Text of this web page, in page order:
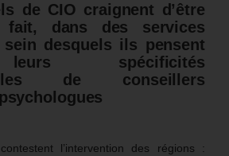
de CIO craignent d’être
fait, dans des services
desquels ils pensent
spécificités
de conseillers
l’intervention des régions :